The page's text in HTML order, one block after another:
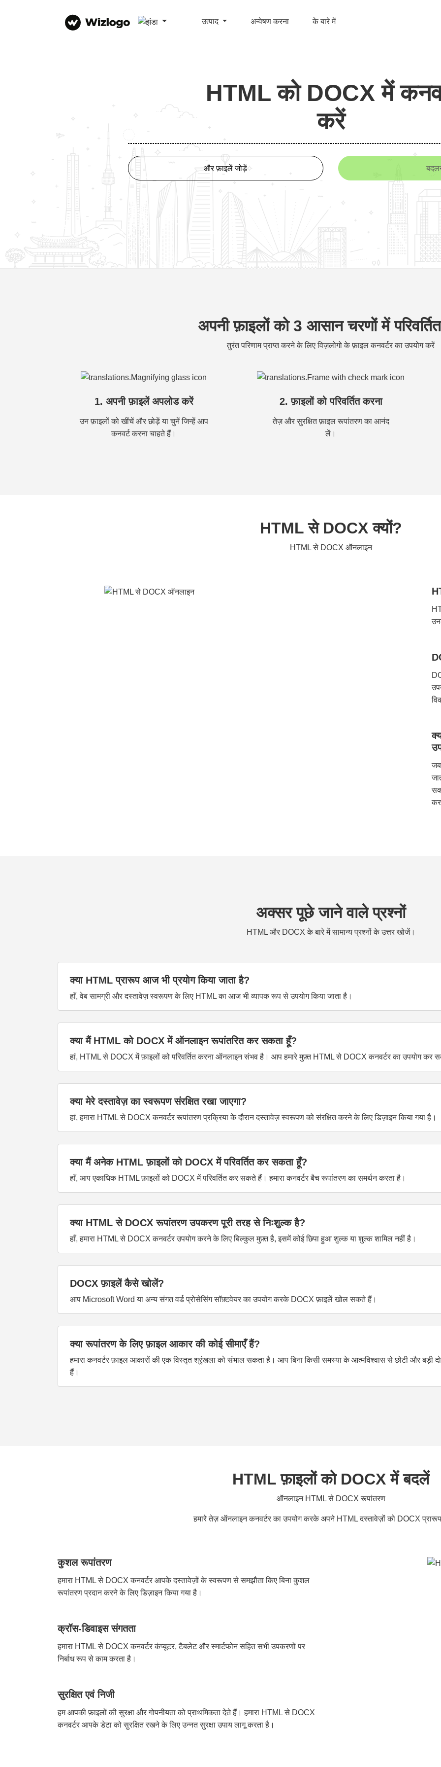
उत्पाद अन्वेषण करना के बारे में
HTML को DOCX में
करें
और फ़ाइलें जोड़ें
अपनी फ़ाइलों को 3 आसान चरणों में
तुरंत परिणाम प्राप्त करने के लिए विज़लोगो के फ़ाइल कनवर्टर का उपयोग करें
1. अपनी फ़ाइलें अपलोड करें
उन फ़ाइलों को खींचें और छोड़ें या चुनें जिन्हें आप
कनवर्ट करना चाहते हैं।
2. फ़ाइलों को परिवर्तित करना
तेज़ और सुरक्षित फ़ाइल रूपांतरण का आनंद
लें।
HTML से DOCX क्यों?
HTML से DOCX ऑनलाइन
अक्सर पूछे जाने वाले प्रश्नों
HTML और DOCX के बारे में सामान्य प्रश्नों के उत्तर खोजें।
क्या HTML प्रारूप आज भी प्रयोग किया जाता है?
हाँ, वेब सामग्री और दस्तावेज़ स्वरूपण के लिए HTML का आज भी व्यापक रूप से उपयोग किया जाता है।
क्या मैं HTML को DOCX में ऑनलाइन रूपांतरित कर सकता हूँ?
हां, HTML से DOCX में फ़ाइलों को परिवर्तित करना ऑनलाइन संभव है। आप हमारे मुफ़्त HTML से DOCX कनवर्टर का उपयोग कर
क्या मेरे दस्तावेज़ का स्वरूपण संरक्षित रखा जाएगा?
हां, हमारा HTML से DOCX कनवर्टर रूपांतरण प्रक्रिया के दौरान दस्तावेज़ स्वरूपण को संरक्षित करने के लिए डिज़ाइन किया गया है।
क्या मैं अनेक HTML फ़ाइलों को DOCX में परिवर्तित कर सकता हूँ?
हाँ, आप एकाधिक HTML फ़ाइलों को DOCX में परिवर्तित कर सकते हैं। हमारा कनवर्टर बैच रूपांतरण का समर्थन करता है।
क्या HTML से DOCX रूपांतरण उपकरण पूरी तरह से निःशुल्क है?
हाँ, हमारा HTML से DOCX कनवर्टर उपयोग करने के लिए बिल्कुल मुफ़्त है, इसमें कोई छिपा हुआ शुल्क या शुल्क शामिल नहीं है।
DOCX फ़ाइलें कैसे खोलें?
आप Microsoft Word या अन्य संगत वर्ड प्रोसेसिंग सॉफ़्टवेयर का उपयोग करके DOCX फ़ाइलें खोल सकते हैं।
क्या रूपांतरण के लिए फ़ाइल आकार की कोई सीमाएँ हैं?
हमारा कनवर्टर फ़ाइल आकारों की एक विस्तृत श्रृंखला को संभाल सकता है। आप बिना किसी समस्या के आत्मविश्वास से छोटी और बड़ी
हैं।
HTML फ़ाइलों को DOCX में बदलें
ऑनलाइन HTML से DOCX रूपांतरण
हमारे तेज़ ऑनलाइन कनवर्टर का उपयोग करके अपने HTML दस्तावेज़ों को DOCX
कुशल रूपांतरण
हमारा HTML से DOCX कनवर्टर आपके दस्तावेज़ों के स्वरूपण से समझौता किए बिना कुशल
रूपांतरण प्रदान करने के लिए डिज़ाइन किया गया है।
क्रॉस-डिवाइस संगतता
हमारा HTML से DOCX कनवर्टर कंप्यूटर, टैबलेट और स्मार्टफोन सहित सभी उपकरणों पर
निर्बाध रूप से काम करता है।
सुरक्षित एवं निजी
हम आपकी फ़ाइलों की सुरक्षा और गोपनीयता को प्राथमिकता देते हैं। हमारा HTML से DOCX
कनवर्टर आपके डेटा को सुरक्षित रखने के लिए उन्नत सुरक्षा उपाय लागू करता है।